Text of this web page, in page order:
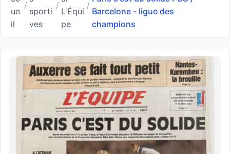
ue
il
/
sporti
ves
/
L'Équi
pe
/
Barcelone - ligue des
champions